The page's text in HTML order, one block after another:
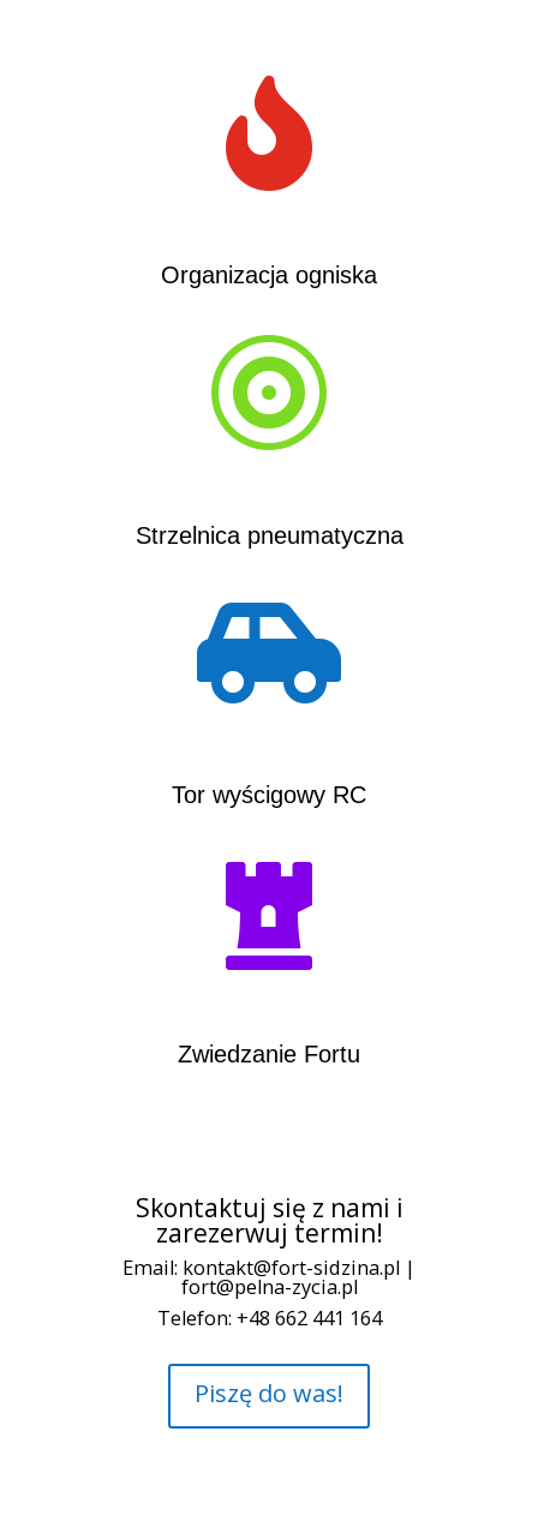

Organizacja ogniska

Strzelnica pneumatyczna

Tor wyścigowy RC

Zwiedzanie Fortu
Skontaktuj się z nami i
zarezerwuj termin!
Email: kontakt@fort-sidzina.pl |
fort@pelna-zycia.pl
Telefon: +48 662 441 164
Piszę do was!